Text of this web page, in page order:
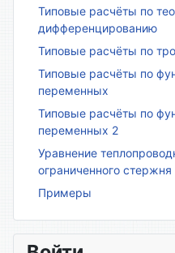
Типовые расчёты по
дифференцированию
Типовые расчёты по
Типовые расчёты по
переменных
Типовые расчёты по
переменных 2
Уравнение
ограниченного стержня
Примеры